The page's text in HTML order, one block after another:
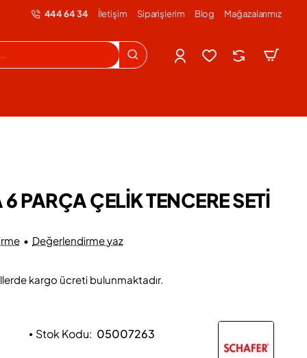
444 64 34 İletişim Siparişlerim Blog Mağazalarımız
PARÇA ÇELİK TENCERE SETİ
illerde kargo ücreti bulunmaktadır.
• Değerlendirme yaz
Stok Kodu: 05007263